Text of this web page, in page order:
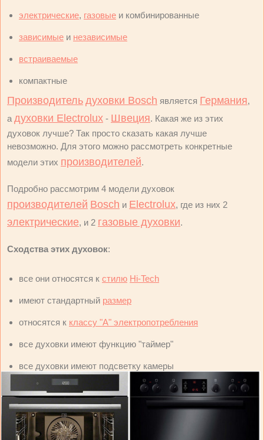
электрические, газовые и комбинированные
зависимые и независимые
встраиваемые
компактные
Производитель духовки Bosch является Германия,
а духовки Electrolux - Швеция. Какая же из этих
духовок лучше? Так просто сказать какая лучше
невозможно. Для этого можно рассмотреть конкретные
модели этих производителей.
Подробно рассмотрим 4 модели духовок
производителей Bosch и Electrolux, где из них 2
электрические, и 2 газовые духовки.
Сходства этих духовок:
все они относятся к стилю Hi-Tech
имеют стандартный размер
относятся к классу "А" электропотребления
все духовки имеют функцию "таймер"
все духовки имеют подсветку камеры